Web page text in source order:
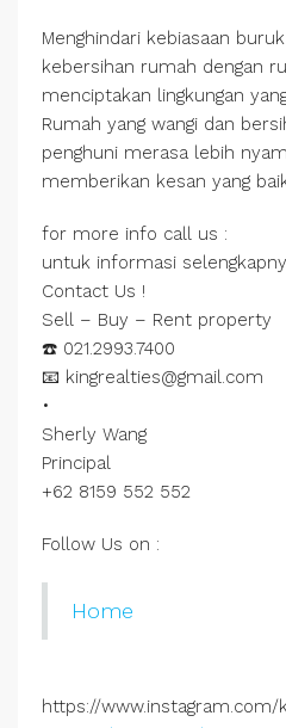
Menghindari kebiasaan
kebersihan rumah dengan
menciptakan lingkungan
Rumah yang wangi dan
penghuni merasa lebih
memberikan kesan yang
for more info call us :
untuk informasi
Contact Us !
Sell – Buy – Rent property
☎️ 021.2993.7400
📧 kingrealties@gmail.com
•
Sherly Wang
Principal
+62 8159 552 552
Follow Us on :
Home
https://www.instagram.com/